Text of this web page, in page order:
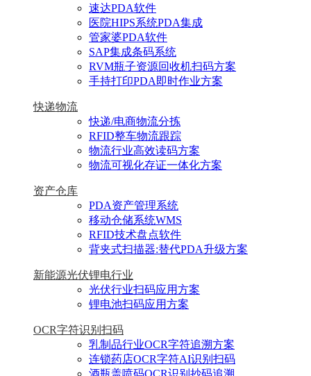
速达PDA软件
医院HIPS系统PDA集成
管家婆PDA软件
SAP集成条码系统
RVM瓶子资源回收机扫码方案
手持打印PDA即时作业方案
快递物流
快递/电商物流分拣
RFID整车物流跟踪
物流行业高效读码方案
物流可视化存证一体化方案
资产仓库
PDA资产管理系统
移动仓储系统WMS
RFID技术盘点软件
背夹式扫描器:替代PDA升级方案
新能源光伏锂电行业
光伏行业扫码应用方案
锂电池扫码应用方案
OCR字符识别扫码
乳制品行业OCR字符追溯方案
连锁药店OCR字符AI识别扫码
酒瓶盖喷码OCR识别抄码追溯